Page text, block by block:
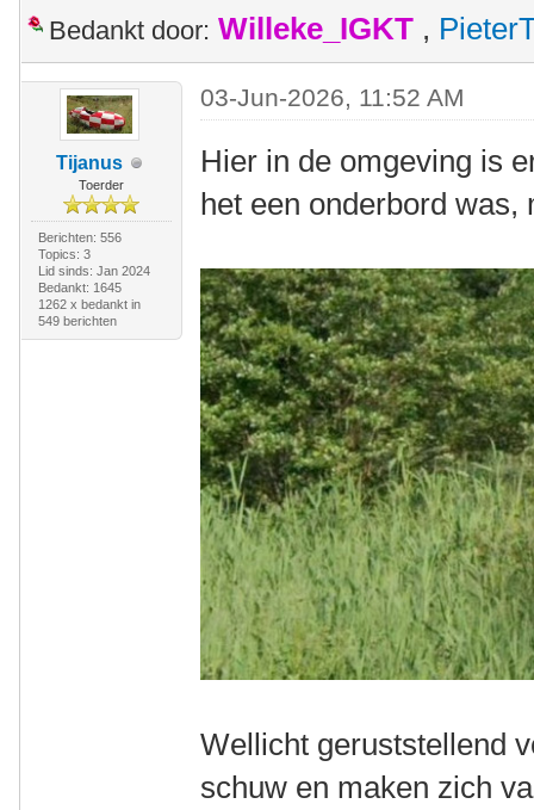
Bedankt door: Willeke_IGKT ,
Tijanus
Toerder
Berichten: 556
Topics: 3
Lid sinds: Jan 2024
Bedankt: 1645
1262 x bedankt in
549 berichten
03-Jun-2026, 11:52 AM
Hier in de omgeving is
het een onderbord
Wellicht geruststellend
schuw en maken zich